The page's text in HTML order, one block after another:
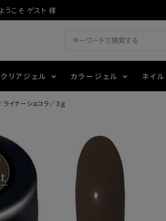
うこそ ゲスト 様
クリアジェル カラージェル
マグネティフラッシュジェル
テラコッタジェル
メタリックジェル
ネイ
ラ チャート・チップ関連
その他施術アイテム
レジン・モールド
イナーショコラ／３ｇ